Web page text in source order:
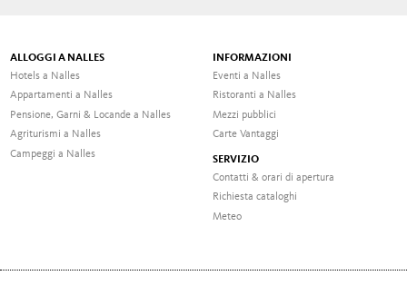
ALLOGGI A NALLES
Hotels a Nalles
Appartamenti a Nalles
Pensione, Garni & Locande a Nalles
Agriturismi a Nalles
Campeggi a Nalles
INFORMAZIONI
Eventi a Nalles
Ristoranti a Nalles
Mezzi pubblici
Carte Vantaggi
SERVIZIO
Contatti & orari di apertura
Richiesta cataloghi
Meteo